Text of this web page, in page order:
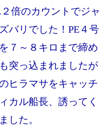
倍のカウントでジャ
バリでした！PE４号
７～８キロまで締め
突っ込まれましたが
ヒラマサをキャッチ
カル船長、誘ってく
した。